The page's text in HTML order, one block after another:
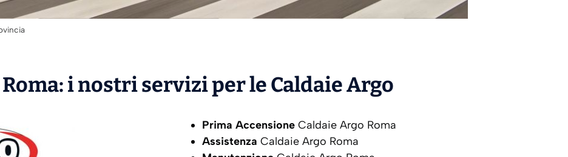
i nostri servizi per le CaldaieArgo
Prima AccensioneCaldaie Argo Roma
Assistenza Caldaie Argo Roma